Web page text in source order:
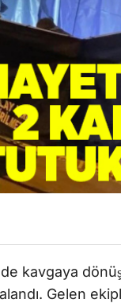
kavgaya
Gelen